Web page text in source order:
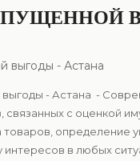
выгоды - Астана
- Астана -
с оценкой
товаров, определение
интересов в любых